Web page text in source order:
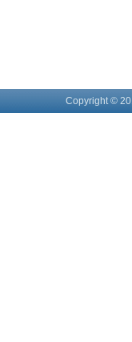
Copyright ©